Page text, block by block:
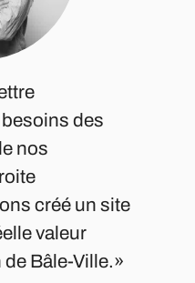
des
nos
créé un site
valeur
Bâle-Ville.